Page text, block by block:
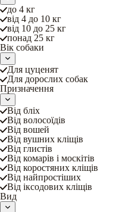
до 4 кг
від 4 до 10 кг
від 10 до 25 кг
понад 25 кг
Вік собаки
Для цуценят
Для дорослих собак
Призначення
Від бліх
Від волосоїдів
Від вошей
Від вушних кліщів
Від глистів
Від комарів і москітів
Від коростяних кліщів
Від найпростіших
Від іксодових кліщів
Вид